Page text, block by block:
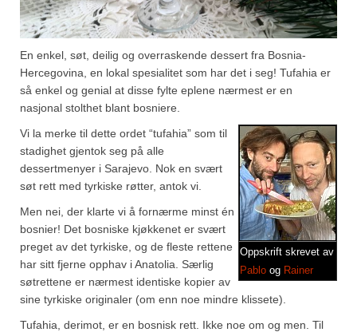
Olivenolje, oppskrifter
Albóndigaskrydder
Bouquet garni
Brennesle
Cajunkrydder, mildt
Cajunkrydder, sterkt
Estragon
Guindillas
Herbes de Provence
En enkel, søt, deilig og overraskende dessert fra Bosnia-
Hercegovina, en lokal spesialitet som har det i seg! Tufahia er
så enkel og genial at disse fylte eplene nærmest er en
nasjonal stolthet blant bosniere.
Oppskrift skrevet av
Pablo og Rainer
Vi la merke til dette ordet “tufahia” som til
stadighet gjentok seg på alle
dessertmenyer i Sarajevo. Nok en svært
søt rett med tyrkiske røtter, antok vi.
Men nei, der klarte vi å fornærme minst én
bosnier! Det bosniske kjøkkenet er svært
preget av det tyrkiske, og de fleste rettene
har sitt fjerne opphav i Anatolia. Særlig
søtrettene er nærmest identiske kopier av
sine tyrkiske originaler (om enn noe mindre klissete).
Tufahia, derimot, er en bosnisk rett. Ikke noe om og men. Til